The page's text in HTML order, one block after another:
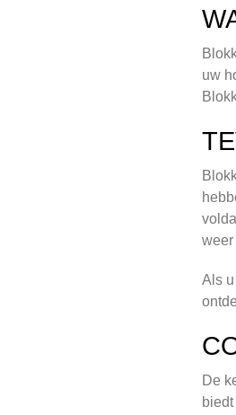
uw
weer
Als
De